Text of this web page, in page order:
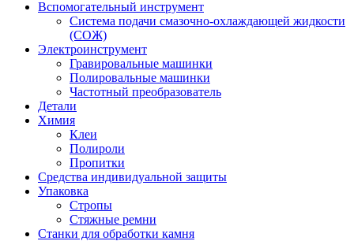
Вспомогательный инструмент
Система подачи смазочно-охлаждающей жидкости
(СОЖ)
Электроинструмент
Гравировальные машинки
Полировальные машинки
Частотный преобразователь
Детали
Химия
Клеи
Полироли
Пропитки
Средства индивидуальной защиты
Упаковка
Стропы
Стяжные ремни
Станки для обработки камня